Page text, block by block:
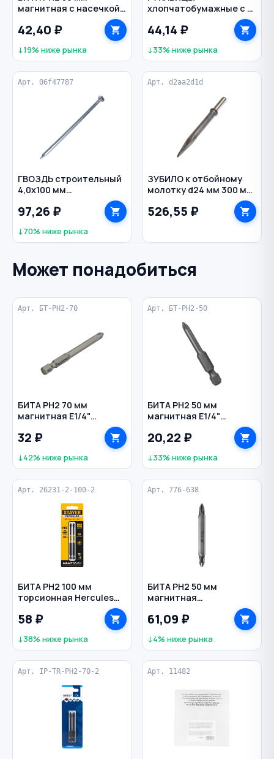
магнитная с насечкой
KRAFTOOL
42,40 ₽
↓19% ниже рынка
хлопчатобумажные с х/
44,14 ₽
↓33% ниже рынка
Арт. 06f47787
ГВОЗДЬ строительный
4,0х100 мм
97,26 ₽
↓70% ниже рынка
Арт. d2aa2d1d
ЗУБИЛО к отбойному
молотку d24 мм 300 мм
пикообразное П-11 ТЗК
526,55 ₽
Может понадобиться
Арт. БТ-PH2-70
БИТА PH2 70 мм
магнитная Е1/4"
32 ₽
↓42% ниже рынка
Арт. БТ-PH2-50
БИТА PH2 50 мм
магнитная Е1/4"
20,22 ₽
↓33% ниже рынка
Арт. 26231-2-100-2
БИТА PH2 100 мм
торсионная Hercules
58 ₽
↓38% ниже рынка
Арт. 776-638
БИТА PH2 50 мм
магнитная
двухсторонняя С1/4"
ПРАКТИКА
61,09 ₽
↓4% ниже рынка
Арт. IP-TR-PH2-70-2 Арт. 11482